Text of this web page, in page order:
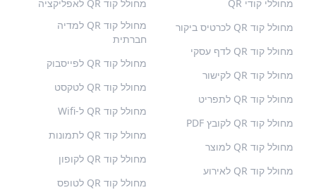
מחוללי קודי QR
מחולל קוד QR לכרטיס ביקור
מחולל קוד QR לדף עסקי
מחולל קוד QR לקישור
מחולל קוד QR לתפריט
מחולל קוד QR לקובץ PDF
מחולל קוד QR למוצר
מחולל קוד QR לאירוע
מחולל קוד QR לאפליקציה
מחולל קוד QR למדיה
חברתית
מחולל קוד QR לפייסבוק
מחולל קוד QR לטקסט
מחולל קוד QR ל-Wifi
מחולל קוד QR לתמונות
מחולל קוד QR לקופון
מחולל קוד QR לטופס